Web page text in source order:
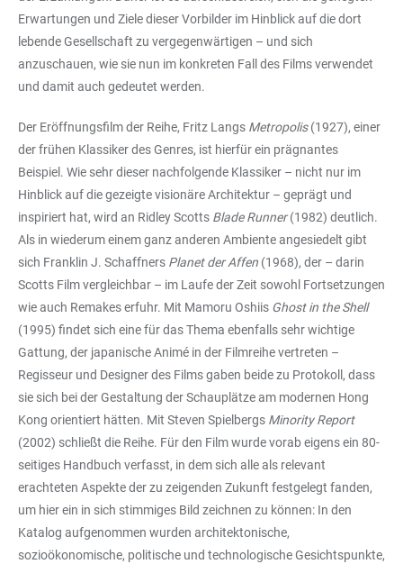
Erwartungen und Ziele dieser Vorbilder im Hinblick auf die dort
lebende Gesellschaft zu vergegenwärtigen – und sich
anzuschauen, wie sie nun im konkreten Fall des Films verwendet
und damit auch gedeutet werden.
Der Eröffnungsfilm der Reihe, Fritz Langs Metropolis(1927), einer
der frühen Klassiker des Genres, ist hierfür ein prägnantes
Beispiel. Wie sehr dieser nachfolgende Klassiker – nicht nur im
Hinblick auf die gezeigte visionäre Architektur – geprägt und
inspiriert hat, wird an Ridley Scotts Blade Runner(1982) deutlich.
Als in wiederum einem ganz anderen Ambiente angesiedelt gibt
sich Franklin J. Schaffners Planet der Affen (1968), der – darin
Scotts Film vergleichbar – im Laufe der Zeit sowohl Fortsetzungen
wie auch Remakes erfuhr. Mit Mamoru Oshiis Ghost in the Shell
(1995) findet sich eine für das Thema ebenfalls sehr wichtige
Gattung, der japanische Animé in der Filmreihe vertreten –
Regisseur und Designer des Films gaben beide zu Protokoll, dass
sie sich bei der Gestaltung der Schauplätze am modernen Hong
Kong orientiert hätten. Mit Steven Spielbergs Minority Report
(2002) schließt die Reihe. Für den Film wurde vorab eigens ein 80-
seitiges Handbuch verfasst, in dem sich alle als relevant
erachteten Aspekte der zu zeigenden Zukunft festgelegt fanden,
um hier ein in sich stimmiges Bild zeichnen zu können: In den
Katalog aufgenommen wurden architektonische,
sozioökonomische, politische und technologische Gesichtspunkte,